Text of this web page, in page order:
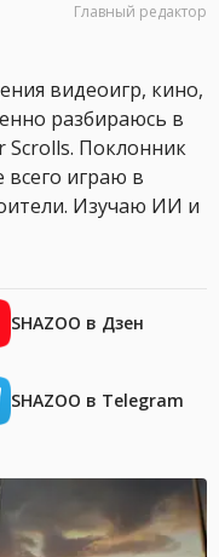
Главный редактор
видеоигр, кино,
разбираюсь в
Scrolls. Поклонник
всего играю в
Изучаю ИИ и
SHAZOO в Дзен
SHAZOO в Telegram